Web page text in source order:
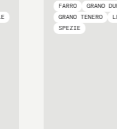
FARRO GRANO
GRANO TENERO
SPEZIE